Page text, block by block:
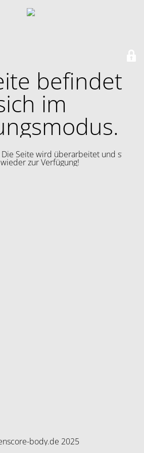
befindet
im
Seite wird überarbeitet und steht
zur Verfügung!
body.de 2025